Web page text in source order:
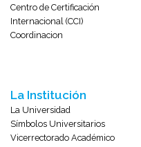
Centro de Certificación
Internacional (CCI)
Coordinacion
La Institución
La Universidad
Símbolos Universitarios
Vicerrectorado Académico